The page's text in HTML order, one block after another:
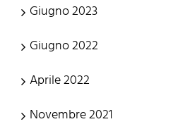
Giugno 2023
Giugno 2022
Aprile 2022
Novembre 2021